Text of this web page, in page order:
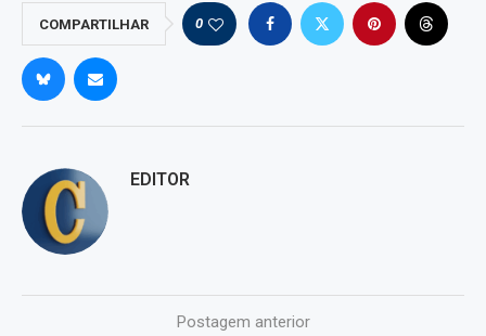
COMPARTILHAR 0
EDITOR
Postagem anterior